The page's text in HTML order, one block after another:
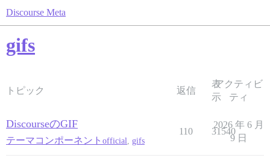
Discourse Meta
gifs
トピック 返信
表
示
アクティビ
ティ
DiscourseのGIF
テーマコンポーネント official gifs
110 31540
2026 年 6 月
9 日